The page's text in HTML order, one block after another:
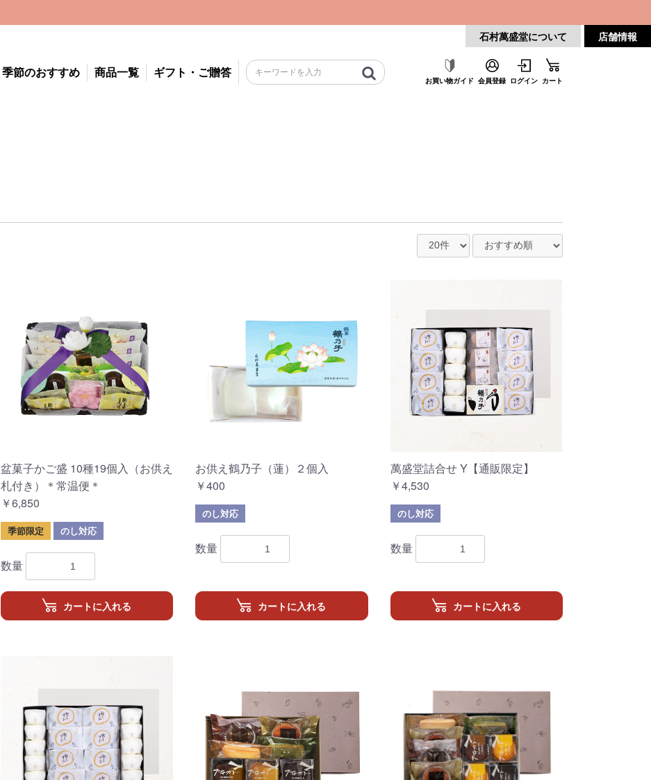
石村萬盛堂について 店舗情報
季節のおすすめ 商品一覧 ギフト・ご贈答
お買い物ガイド 会員登録 ログイン カート
盆菓子かご盛 10種19個入（お供え
札付き）＊常温便＊
￥6,850
季節限定 のし対応
数量
カートに入れる
お供え鶴乃子（蓮）２個入
￥400
のし対応
数量
カートに入れる
萬盛堂詰合せ Y【通販限定】
￥4,530
のし対応
数量
カートに入れる